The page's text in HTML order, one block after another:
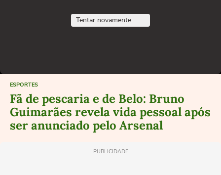
Tentar novamente
ESPORTES
Fã de pescaria e de Belo: Bruno
Guimarães revela vida pessoal após
ser anunciado pelo Arsenal
PUBLICIDADE